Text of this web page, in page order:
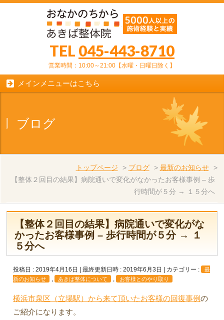
TEL 045-443-8710
営業時間：10:00～21:00【水曜・日曜日除く】
メインメニューはこちら
ブログ
トップページ > ブログ > 最新のお知らせ >
【整体２回目の結果】病院通いで変化がなかったお客様事例 – 歩
行時間が５分 → １５分へ
【整体２回目の結果】病院通いで変化がな
かったお客様事例 – 歩行時間が５分 → １
５分へ
投稿日 : 2019年4月16日 最終更新日時 : 2019年6月3日 カテゴリー :
最
新のお知らせ
あきば整体について お客様とのやり取り
横浜市泉区（立場駅）から来て頂いたお客様の回復事例の
ご紹介になります。